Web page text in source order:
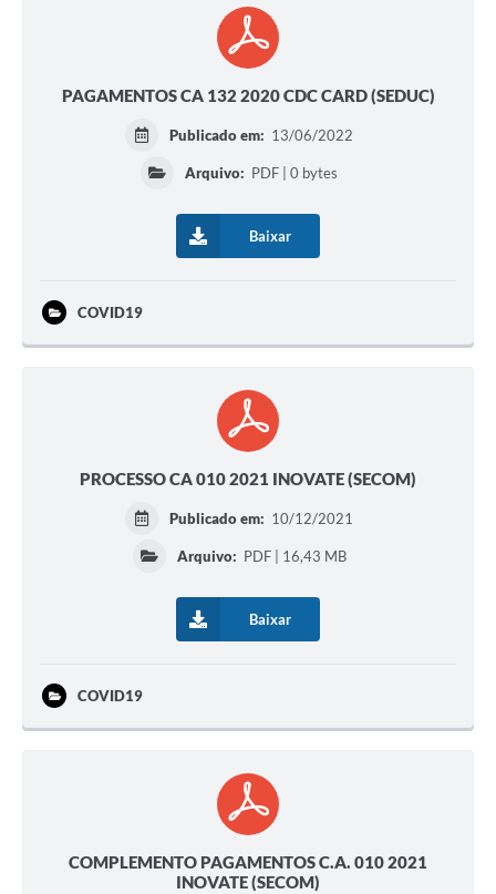
PAGAMENTOS CA 132 2020 CDC CARD (SEDUC)
Publicado em: 13/06/2022
Arquivo: PDF | 0 bytes
Baixar
COVID19
PROCESSO CA 010 2021 INOVATE (SECOM)
Publicado em: 10/12/2021
Arquivo: PDF | 16,43 MB
Baixar
COVID19
COMPLEMENTO PAGAMENTOS C.A. 010 2021
INOVATE (SECOM)